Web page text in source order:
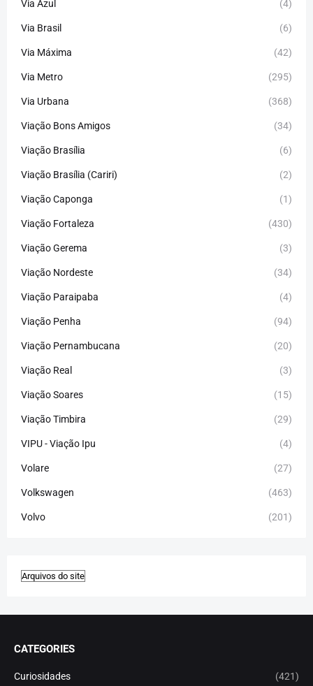
Via Azul (4)
Via Brasil (6)
Via Máxima (42)
Via Metro (295)
Via Urbana (368)
Viação Bons Amigos (34)
Viação Brasília (6)
Viação Brasília (Cariri) (2)
Viação Caponga (1)
Viação Fortaleza (430)
Viação Gerema (3)
Viação Nordeste (34)
Viação Paraipaba (4)
Viação Penha (94)
Viação Pernambucana (20)
Viação Real (3)
Viação Soares (15)
Viação Timbira (29)
VIPU - Viação Ipu (4)
Volare (27)
Volkswagen (463)
Volvo (201)
CATEGORIES
Curiosidades (421)